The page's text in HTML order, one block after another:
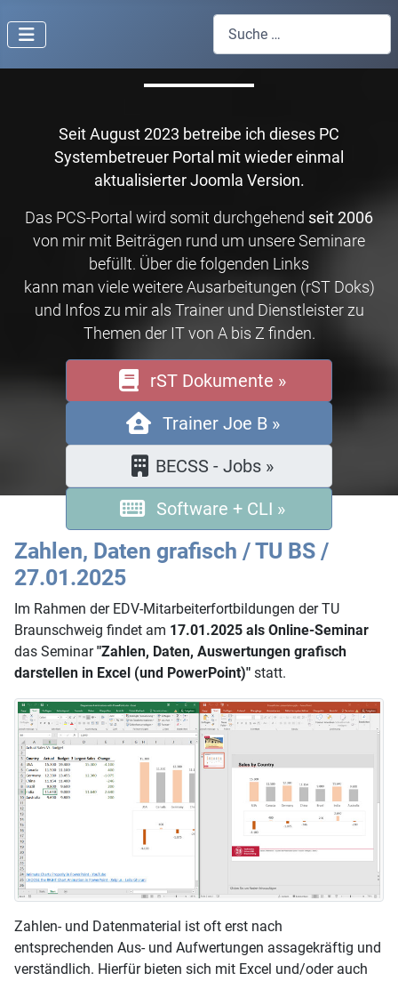
Willkommen auf einer Website von
Trainer Joe Brandes!
Seit August 2023 betreibe ich dieses PC
Systembetreuer Portal mit wieder einmal
aktualisierter Joomla Version.
Das PCS-Portal wird somit durchgehend seit 2006
von mir mit Beiträgen rund um unsere Seminare
befüllt. Über die folgenden Links
kann man viele weitere Ausarbeitungen (rST Doks)
und Infos zu mir als Trainer und Dienstleister zu
Themen der IT von A bis Z finden.
rST Dokumente »
Trainer Joe B »
BECSS - Jobs »
Software + CLI »
Zahlen, Daten grafisch / TU BS /
27.01.2025
Im Rahmen der EDV-Mitarbeiterfortbildungen der TU
Braunschweig findet am 17.01.2025 als Online-Seminar
das Seminar"Zahlen, Daten, Auswertungen grafisch
darstellen in Excel (und PowerPoint)" statt.
Zahlen- und Datenmaterial ist oft erst nach
entsprechenden Aus- und Aufwertungen assagekräftig und
verständlich. Hierfür bieten sich mit Excel und/oder auch